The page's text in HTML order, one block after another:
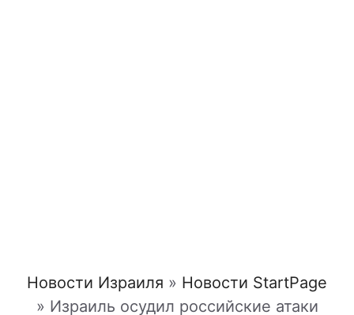
Новости Израиля » Новости StartPage
» Израиль осудил российские атаки